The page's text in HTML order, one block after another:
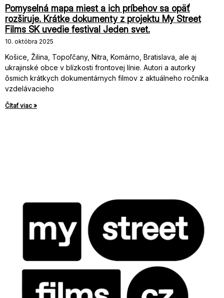
Pomyselná mapa miest a ich príbehov sa opäť
rozširuje. Krátke dokumenty z projektu My Street
Films SK uvedie festival Jeden svet.
10. októbra 2025
Košice, Žilina, Topoľčany, Nitra, Komárno, Bratislava, ale aj
ukrajinské obce v blízkosti frontovej línie. Autori a autorky
ôsmich krátkych dokumentárnych filmov z aktuálneho ročníka
vzdelávacieho
Čítať viac »